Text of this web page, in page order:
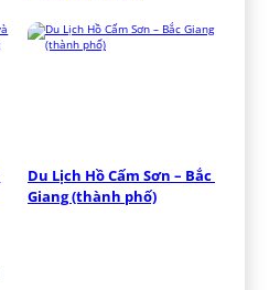
Du Lịch Hồ Cấm Sơn – Bắc
Giang (thành phố)